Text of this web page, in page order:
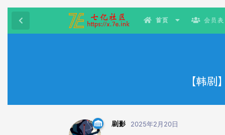
首页 会员表
【韩
剧影 2025年2月20日